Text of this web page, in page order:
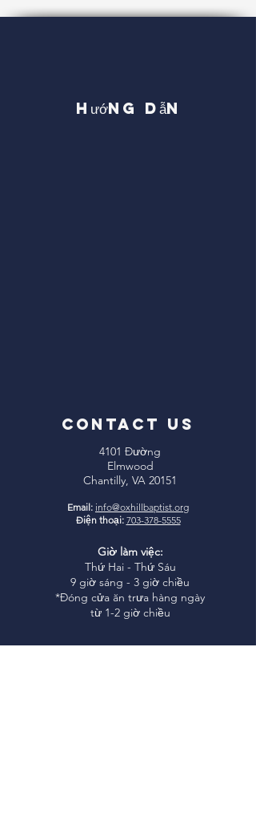
Hướng dẫn
CONTACT US
4101 Đường
Elmwood
Chantilly, VA 20151
Email: info@oxhillbaptist.org
Điện thoại: 703-378-5555
Giờ làm việc:
Thứ Hai - Thứ Sáu
9 giờ sáng - 3 giờ chiều
*Đóng cửa ăn trưa hàng ngày
từ 1-2 giờ chiều